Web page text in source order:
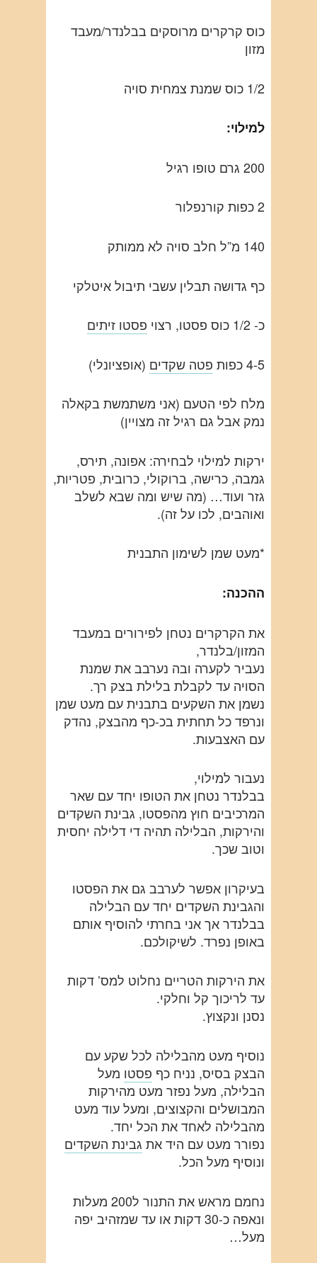
כוס קרקרים מרוסקים בבלנדר/מעבד
מזון
1/2 כוס שמנת צמחית סויה
למילוי:
200 גרם טופו רגיל
2 כפות קורנפלור
140 מ”ל חלב סויה לא ממותק
כף גדושה תבלין עשבי תיבול איטלקי
כ- 1/2 כוס פסטו, רצוי פסטו זיתים
4-5 כפות פטה שקדים (אופציונלי)
מלח לפי הטעם (אני משתמשת בקאלה
נמק אבל גם רגיל זה מצויין)
ירקות למילוי לבחירה: אפונה, תירס,
גמבה, כרישה, ברוקולי, כרובית, פטריות,
גזר ועוד… (מה שיש ומה שבא לשלב
ואוהבים, לכו על זה).
*מעט שמן לשימון התבנית
ההכנה:
את הקרקרים נטחן לפירורים במעבד
המזון/בלנדר,
נעביר לקערה ובה נערבב את שמנת
הסויה עד לקבלת בלילת בצק רך.
נשמן את השקעים בתבנית עם מעט שמן
ונרפד כל תחתית בכ-כף מהבצק, נהדק
עם האצבעות.
נעבור למילוי,
בבלנדר נטחן את הטופו יחד עם שאר
המרכיבים חוץ מהפסטו, גבינת השקדים
והירקות, הבלילה תהיה די דלילה יחסית
וטוב שכך.
בעיקרון אפשר לערבב גם את הפסטו
והגבינת השקדים יחד עם הבלילה
בבלנדר אך אני בחרתי להוסיף אותם
באופן נפרד. לשיקולכם.
את הירקות הטריים נחלוט למס’ דקות
עד לריכוך קל וחלקי.
נסנן ונקצוץ.
נוסיף מעט מהבלילה לכל שקע עם
הבצק בסיס, נניח כף פסטו מעל
הבלילה, מעל נפזר מעט מהירקות
המבושלים והקצוצים, ומעל עוד מעט
מהבלילה לאחד את הכל יחד.
נפורר מעט עם היד את גבינת השקדים
ונוסיף מעל הכל.
נחמם מראש את התנור ל200 מעלות
ונאפה כ-30 דקות או עד שמזהיב יפה
מעל…